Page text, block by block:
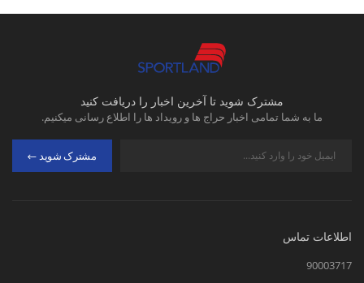
مشترک شوید تا آخرین اخبار را دریافت کنید
ما به شما تمامی اخبار حراج ها و رویداد ها را اطلاع رسانی میکنیم.
مشترک شوید
اطلاعات تماس
90003717